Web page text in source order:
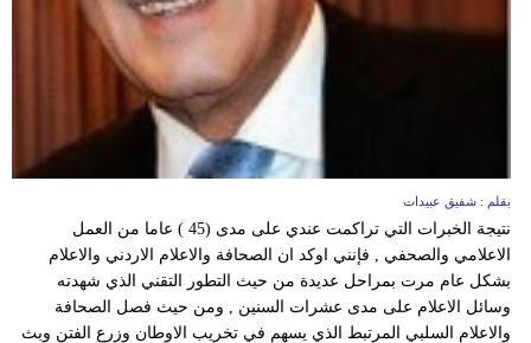
بقلم : شفيق عبيدات
نتيجة الخبرات التي تراكمت عندي على مدى (45 ) عاما من العمل
الاعلامي والصحفي , فإنني اوكد ان الصحافة والاعلام الاردني والاعلام
بشكل عام مرت بمراحل عديدة من حيث التطور التقني الذي شهدته
وسائل الاعلام على مدى عشرات السنين , ومن حيث فصل الصحافة
والاعلام السلبي المرتبط الذي يسهم في تخريب الاوطان وزرع الفتن وبث